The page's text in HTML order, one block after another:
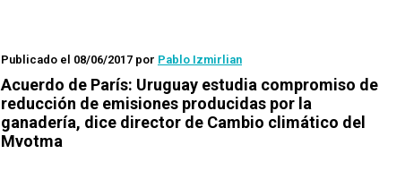
Publicado el 08/06/2017 por Pablo Izmirlian
Acuerdo de París: Uruguay estudia compromiso de
reducción de emisiones producidas por la
ganadería, dice director de Cambio climático del
Mvotma